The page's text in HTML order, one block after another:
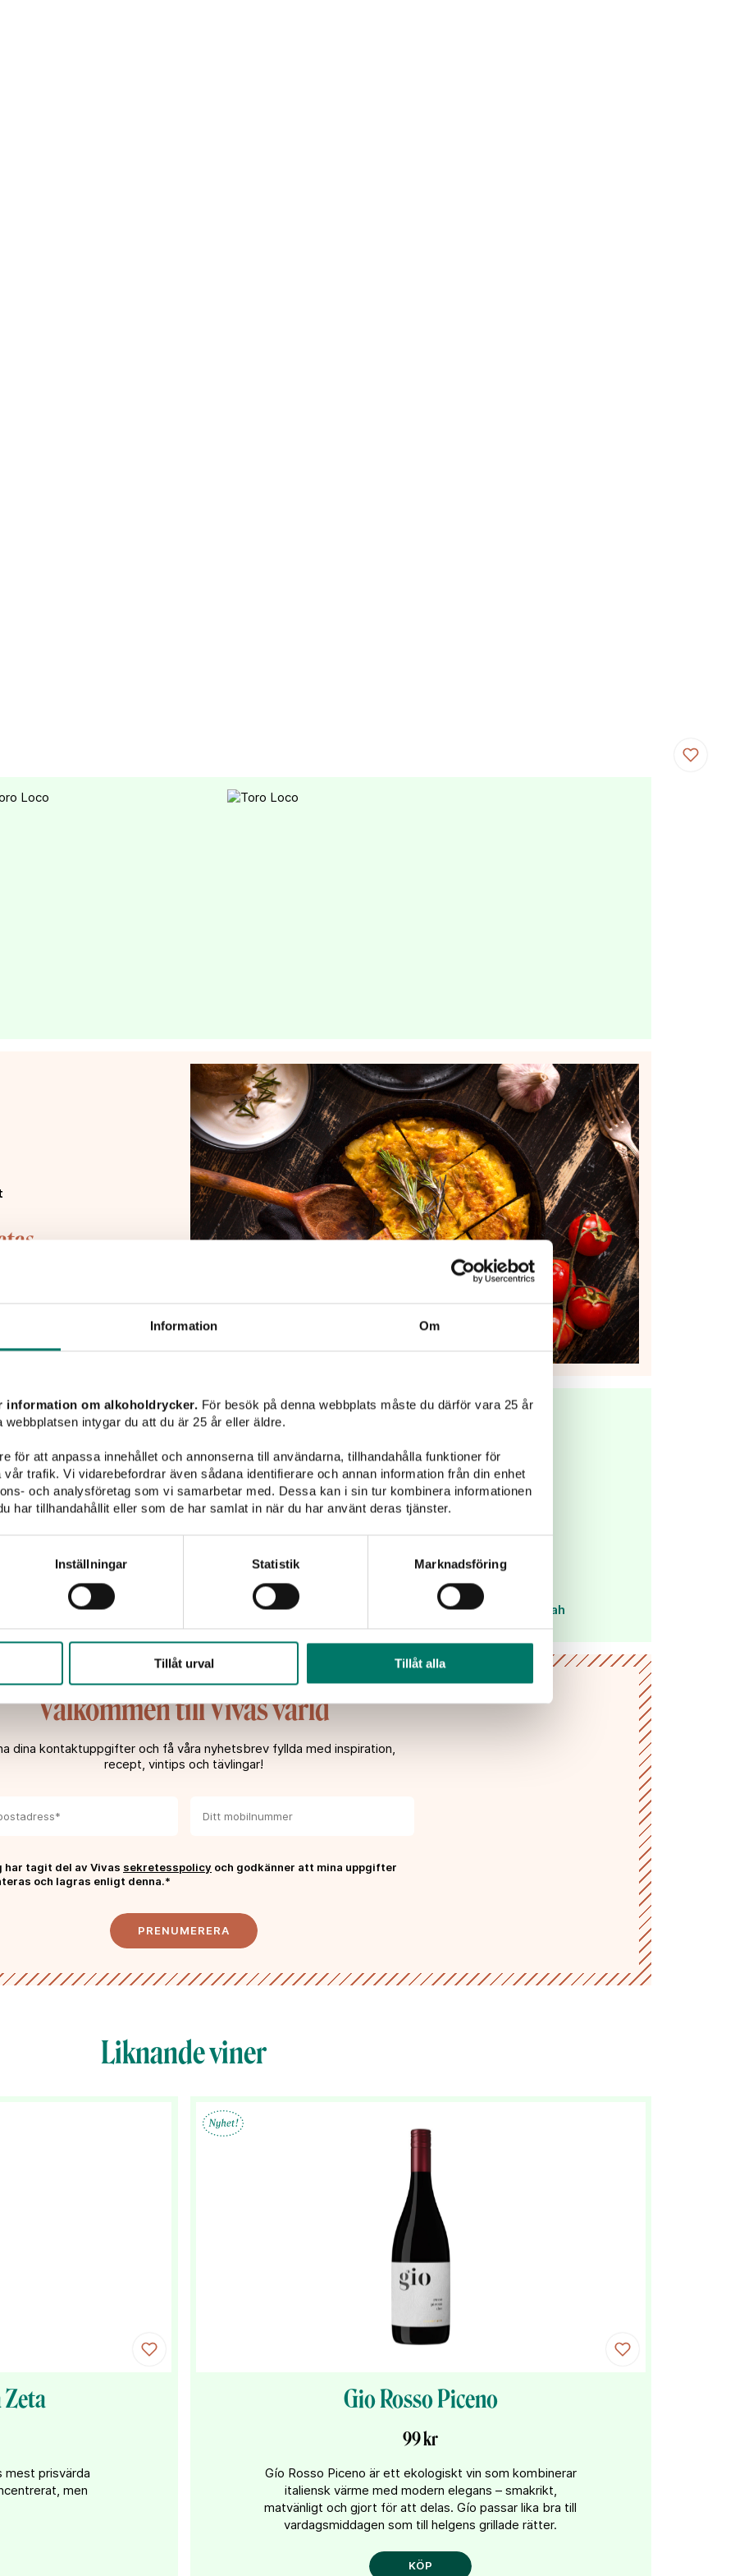
Information Om
information om alkoholdrycker. För besök på denna webbplats måste du därför vara 25 år
intygar du att du är 25 år eller äldre.
för att anpassa innehållet och annonserna till användarna, tillhandahålla funktioner för
trafik. Vi vidarebefordrar även sådana identifierare och annan information från din enhet
och analysföretag som vi samarbetar med. Dessa kan i sin tur kombinera informationen
har tillhandahållit eller som de har samlat in när du har använt deras tjänster.
Inställningar Statistik Marknadsföring
Tillåt urval Tillåt alla
middag och som en
hjärtat av Spaniens
och komplexa
Vinliv 2025
2024
druvor som skördats
och nyanserad karaktär.
som passar både
Specifikationer
ARTNR: 77558
SOCKERHALT: 0,2 g/100ml
LEVERANTÖR: Morningstar Brands
VOLYM: 750 ml
ALKOHOLHALT: 13%
URSPRUNG: Spanien Utiel-Requena ,Valencia
PRODUCENT: BVC Bodegas
DRUVOR: Bobal Cabernet Sauvignon Syrah
Välkommen till Vivas värld
dina kontaktuppgifter och få våra nyhetsbrev fyllda med inspiration,
recept, vintips och tävlingar!
har tagit del av Vivas sekretesspolicy och godkänner att mina uppgifter
och lagras enligt denna.*
PRENUMERERA
Liknande viner
Zeta
mest prisvärda
men
Gio Rosso Piceno
99 kr
Gío Rosso Piceno är ett ekologiskt vin som kombinerar
italiensk värme med modern elegans – smakrikt,
matvänligt och gjort för att delas. Gío passar lika bra till
vardagsmiddagen som till helgens grillade rätter.
KÖP